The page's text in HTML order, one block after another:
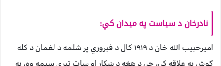
نادرخان د سیاست په میدان کي:
امیرحبیب الله خان د ۱۹۱۹ کال د فبروري پر شلمه د لغمان د کله
ګوش په علاقه کي، چي د هغه د ښکار او سات تېري سیمه وه، په